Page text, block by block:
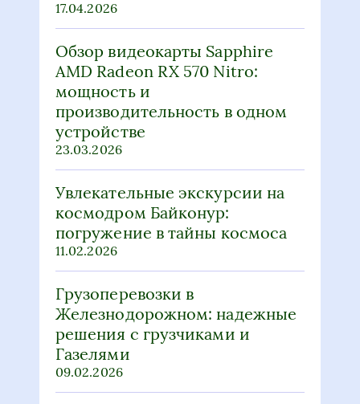
17.04.2026
Обзор видеокарты Sapphire
AMD Radeon RX 570 Nitro:
мощность и
производительность в одном
устройстве
23.03.2026
Увлекательные экскурсии на
космодром Байконур:
погружение в тайны космоса
11.02.2026
Грузоперевозки в
Железнодорожном: надежные
решения с грузчиками и
Газелями
09.02.2026